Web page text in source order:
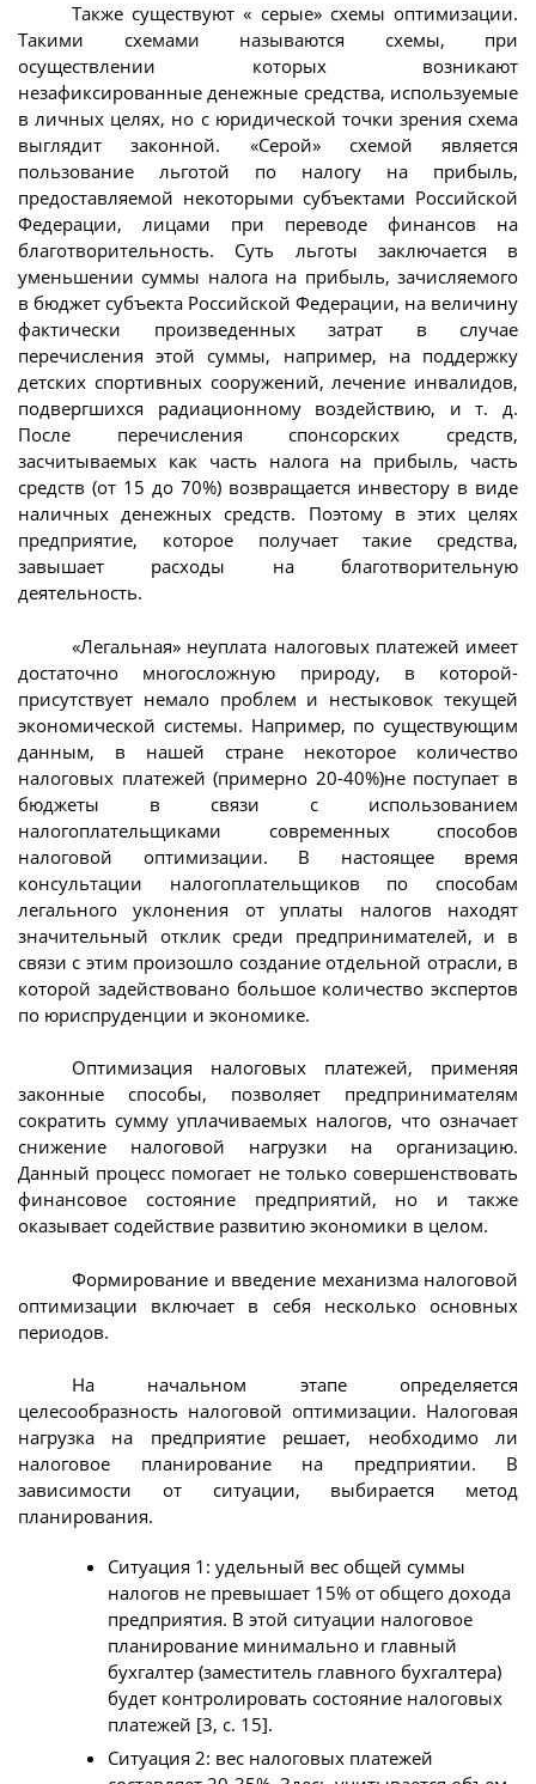
Также существуют « серые» схемы оптимизации.
Такими схемами называются схемы, при
осуществлении которых возникают
незафиксированные денежные средства, используемые
в личных целях, но с юридической точки зрения схема
выглядит законной. «Серой» схемой является
пользование льготой по налогу на прибыль,
предоставляемой некоторыми субъектами Российской
Федерации, лицами при переводе финансов на
благотворительность. Суть льготы заключается в
уменьшении суммы налога на прибыль, зачисляемого
в бюджет субъекта Российской Федерации, на величину
фактически произведенных затрат в случае
перечисления этой суммы, например, на поддержку
детских спортивных сооружений, лечение инвалидов,
подвергшихся радиационному воздействию, и т. д.
После перечисления спонсорских средств,
засчитываемых как часть налога на прибыль, часть
средств (от 15 до 70%) возвращается инвестору в виде
наличных денежных средств. Поэтому в этих целях
предприятие, которое получает такие средства,
завышает расходы на благотворительную
деятельность.
«Легальная» неуплата налоговых платежей имеет
достаточно многосложную природу, в которой-
присутствует немало проблем и нестыковок текущей
экономической системы. Например, по существующим
данным, в нашей стране некоторое количество
налоговых платежей (примерно 20-40%)не поступает в
бюджеты в связи с использованием
налогоплательщиками современных способов
налоговой оптимизации. В настоящее время
консультации налогоплательщиков по способам
легального уклонения от уплаты налогов находят
значительный отклик среди предпринимателей, и в
связи с этим произошло создание отдельной отрасли, в
которой задействовано большое количество экспертов
по юриспруденции и экономике.
Оптимизация налоговых платежей, применяя
законные способы, позволяет предпринимателям
сократить сумму уплачиваемых налогов, что означает
снижение налоговой нагрузки на организацию.
Данный процесс помогает не только совершенствовать
финансовое состояние предприятий, но и также
оказывает содействие развитию экономики в целом.
Формирование и введение механизма налоговой
оптимизации включает в себя несколько основных
периодов.
На начальном этапе определяется
целесообразность налоговой оптимизации. Налоговая
нагрузка на предприятие решает, необходимо ли
налоговое планирование на предприятии. В
зависимости от ситуации, выбирается метод
планирования.
Ситуация 1: удельный вес общей суммы
налогов не превышает 15% от общего дохода
предприятия. В этой ситуации налоговое
планирование минимально и главный
бухгалтер (заместитель главного бухгалтера)
будет контролировать состояние налоговых
платежей [3, с. 15].
Ситуация 2: вес налоговых платежей